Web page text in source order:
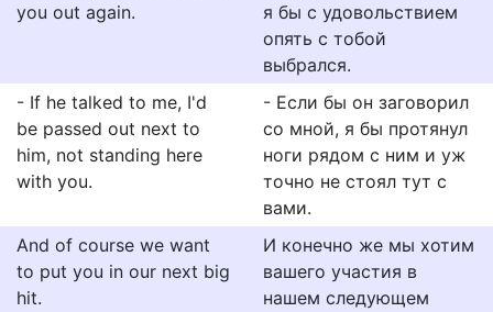
you out again.
я бы с удовольствием
опять с тобой
выбрался.
- If he talked to me, I'd
be passed out next to
him, not standing here
with you.
- Если бы он заговорил
со мной, я бы протянул
ноги рядом с ним и уж
точно не стоял тут с
вами.
And of course we want
to put you in our next big
hit.
И конечно же мы хотим
вашего участия в
нашем следующем